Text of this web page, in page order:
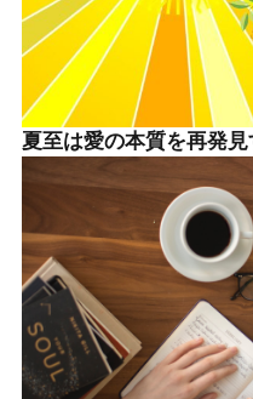
夏至は愛の本質を再発